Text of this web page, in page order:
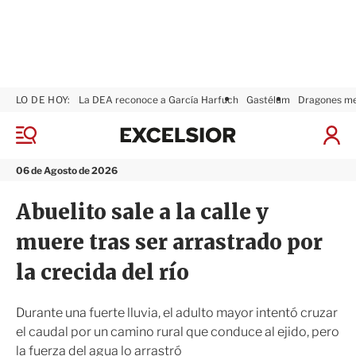
M
n
06 de Agosto de 2026
LO DE HOY: La DEA reconoce a García Harfuch Gastélum Dragones
I
ó
x
s
i
r
Abuelito sale a la calle y
muere tras ser arrastrado por
la crecida del río
Durante una fuerte lluvia, el adulto mayor intentó cruzar
el caudal por un camino rural que conduce al ejido, pero
la fuerza del agua lo arrastró